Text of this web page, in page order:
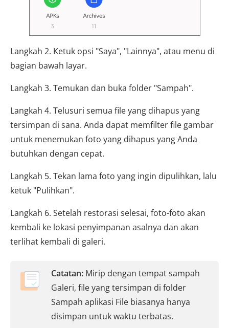
Langkah 2. Ketuk opsi "Saya", "Lainnya", atau menu di
bagian bawah layar.
Langkah 3. Temukan dan buka folder "Sampah".
Langkah 4. Telusuri semua file yang dihapus yang
tersimpan di sana. Anda dapat memfilter file gambar
untuk menemukan foto yang dihapus yang Anda
butuhkan dengan cepat.
Langkah 5. Tekan lama foto yang ingin dipulihkan, lalu
ketuk "Pulihkan".
Langkah 6. Setelah restorasi selesai, foto-foto akan
kembali ke lokasi penyimpanan asalnya dan akan
terlihat kembali di galeri.
Catatan: Mirip dengan tempat sampah
Galeri, file yang tersimpan di folder
Sampah aplikasi File biasanya hanya
disimpan untuk waktu terbatas.